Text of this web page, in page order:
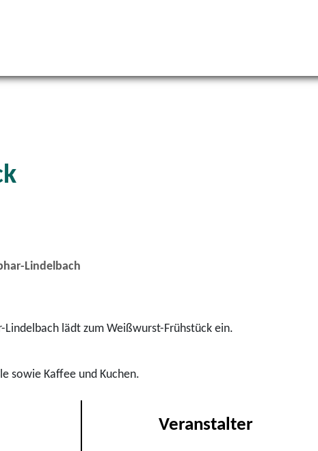
Lindelbach
Lindelbach lädt zum Weißwurst-Frühstück ein.
sowie Kaffee und Kuchen.
Veranstalter